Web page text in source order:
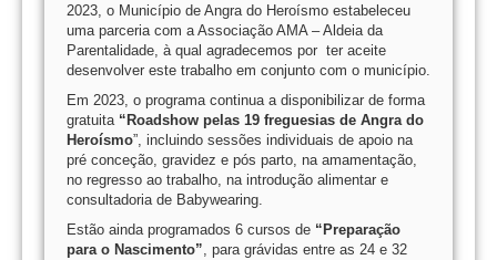
2023, o Município de Angra do Heroísmo estabeleceu
uma parceria com a Associação AMA – Aldeia da
Parentalidade, à qual agradecemos por ter aceite
desenvolver este trabalho em conjunto com o município.
Em 2023, o programa continua a disponibilizar de forma
gratuita “Roadshow pelas 19 freguesias de Angra do
Heroísmo”, incluindo sessões individuais de apoio na
pré conceção, gravidez e pós parto, na amamentação,
no regresso ao trabalho, na introdução alimentar e
consultadoria de Babywearing.
Estão ainda programados 6 cursos de “Preparação
para o Nascimento”, para grávidas entre as 24 e 32